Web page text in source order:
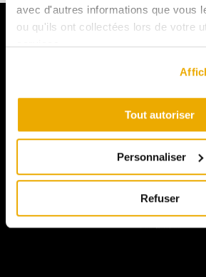
avec d'autres informations que vous
ou qu'ils ont collectées lors de votre
services.
Tout autoriser
Personnaliser
Refuser
Heures
Tous les jours
9h a 17h